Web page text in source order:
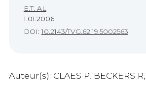
E.T. AL
1.01.2006
DOI:10.2143/TVG.62.19.5002563
Auteur(s): CLAES P, BECKERS